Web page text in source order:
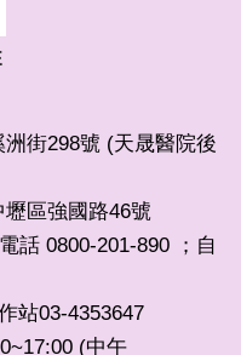
洲街298號 (天晟醫院後
壢區強國路46號
話 0800-201-890 ；自
站03-4353647
(中午